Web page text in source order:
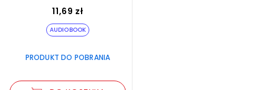
11,69 zł
AUDIOBOOK
PRODUKT DO POBRANIA